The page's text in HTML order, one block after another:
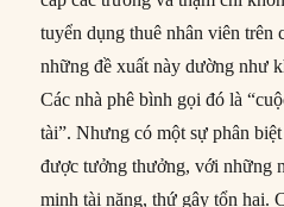
tuyển dụng thuê nhân viên trên
những đề xuất này dường như
Các nhà phê bình gọi đó là
tài”. Nhưng có một sự phân
được tưởng thưởng, với những
minh tài năng, thứ gây tổn hại.